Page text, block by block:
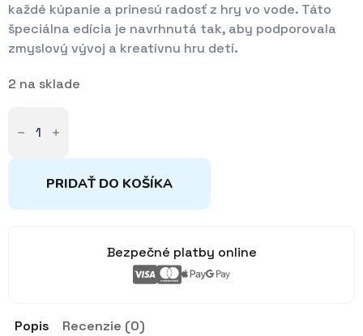
každé kúpanie a prinesú radosť z hry vo vode. Táto
špeciálna edícia je navrhnutá tak, aby podporovala
zmyslový vývoj a kreatívnu hru detí.
2 na sklade
Figúrka
Lumi
2
senzorické
svietiace
kocky
PRIDAŤ DO KOŠÍKA
Bezpečné platby online
Popis Recenzie (0)